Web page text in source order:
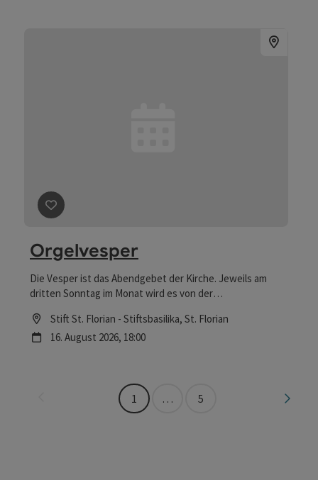
Beitrag merken
Orgelvesper
Die Vesper ist das Abendgebet der Kirche. Jeweils am
dritten Sonntag im Monat wird es von der
mit festlicher und besinnlicher Orgelmusik sowie mit
Psalmen und Liedern gefeiert. Eine gute Gelegenheit,
Location
Stift St. Florian - Stiftsbasilika, St. Florian
Nächster Termin
16. August 2026, 18:00
1 … 5 Seite